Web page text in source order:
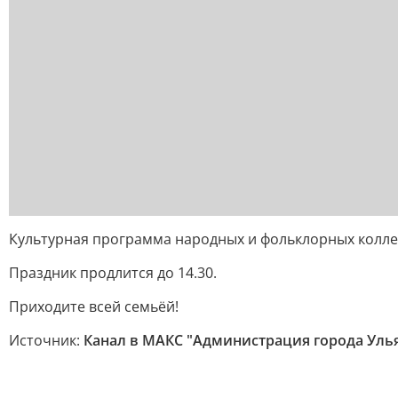
Культурная программа народных и фольклорных
Праздник продлится до 14.30.
Приходите всей семьёй!
Источник: Канал в МАКС "Администрация города